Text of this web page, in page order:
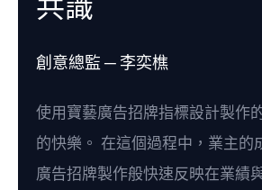
共識
創意總監 ─ 李奕樵
使用寶藝廣告招牌指標設計製作
的快樂。 在這個過程中，業主的
廣告招牌製作般快速反映在業績